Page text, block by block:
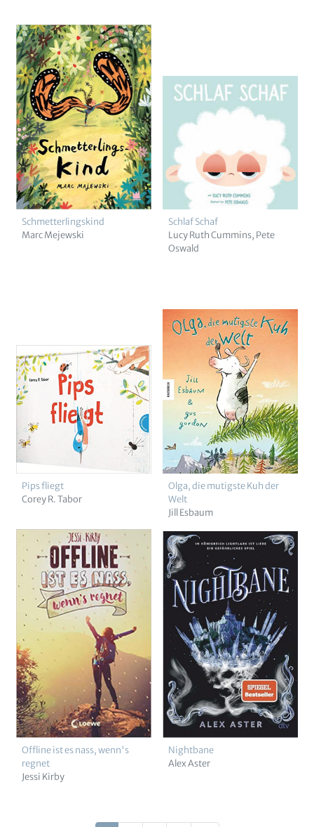
Schmetterlingskind
Marc Mejewski
Schlaf Schaf
Lucy Ruth Cummins Pete
Oswald
Pips fliegt
Corey R. Tabor
Olga, die mutigste Kuh der
Welt
Jill Esbaum
Offline ist es nass, wenn's
regnet
Jessi Kirby
Nightbane
Alex Aster